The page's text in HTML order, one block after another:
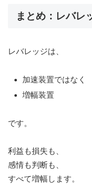
まとめ：レバレ
レバレッジは、
加速装置ではなく
増幅装置
です。
利益も損失も、
感情も判断も、
すべて増幅します。